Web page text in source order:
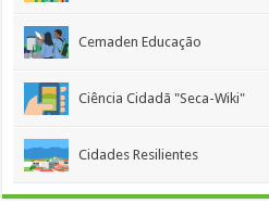
Cemaden Educação
Ciência Cidadã "Seca-Wiki"
Cidades Resilientes